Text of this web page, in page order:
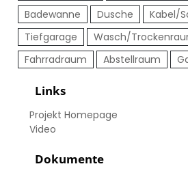
Badewanne
Dusche
Kabel/
Tiefgarage
Wasch/
Fahrradraum
Abstellraum
Links
Projekt Homepage
Video
Dokumente